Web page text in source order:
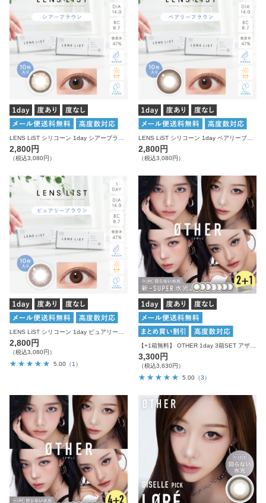
LENS LiST シリコーン 1day シアーブラウン 10枚入り レンズリスト サークル カラコン
2,800円
（税込3,080円）
LENS LiST シリコーン 1day ベアリーブラウン 10枚入り レンズリスト サークル カラコン
2,800円
（税込3,080円）
LENS LiST シリコーン 1day ピュアリーブラウン 10枚入り レンズリスト サークル カラコン
2,800円
（税込3,080円）
5.00 （1）
【+1箱無料】 OTHER 1day 3箱SET アザー カラコン ワンデー
3,300円
（税込3,630円）
5.00 （3）